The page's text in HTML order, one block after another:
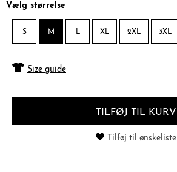
Vælg størrelse
S M L XL 2XL 3XL
Size guide
TILFØJ TIL KURV
Tilføj til ønskeliste